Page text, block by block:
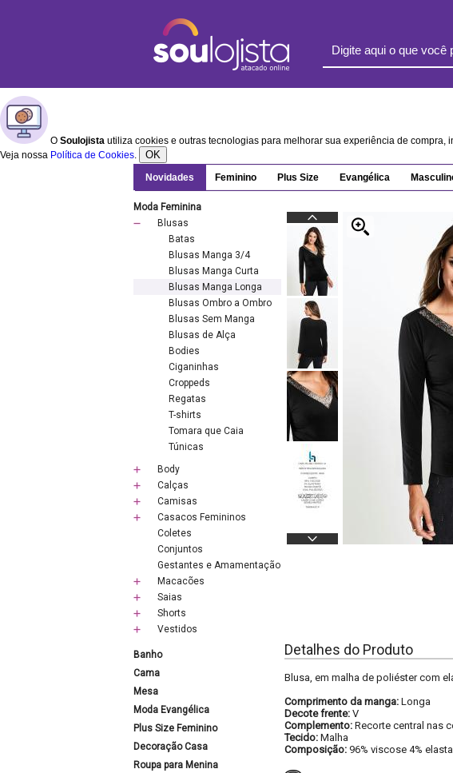
O Soulojista utiliza cookies e outras tecnologias para melhorar sua experiência de
Veja nossa Política de Cookies. OK
Novidades Feminino Plus Size Evangélica
Moda Feminina
Blusas
Batas
Blusas Manga 3/4
Blusas Manga Curta
Blusas Manga Longa
Blusas Ombro a Ombro
Blusas Sem Manga
Blusas de Alça
Bodies
Ciganinhas
Croppeds
Regatas
T-shirts
Tomara que Caia
Túnicas
Body
Calças
Camisas
Casacos Femininos
Coletes
Conjuntos
Gestantes e Amamentação
Macacões
Saias
Shorts
Vestidos
Banho
Cama
Mesa
Moda Evangélica
Plus Size Feminino
Decoração Casa
Roupa para Menina
Detalhes do Produto
Blusa, em malha de poliéster com
Comprimento da manga: Longa
Decote frente: V
Complemento: Recorte central nas
Tecido: Malha
Composição: 96% viscose 4%